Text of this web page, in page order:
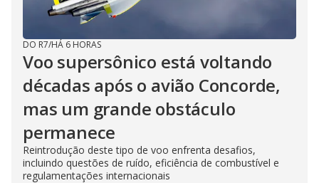
DO R7/HÁ 6 HORAS
Voo supersônico está voltando
décadas após o avião Concorde,
mas um grande obstáculo
permanece
Reintrodução deste tipo de voo enfrenta desafios,
incluindo questões de ruído, eficiência de combustível e
regulamentações internacionais